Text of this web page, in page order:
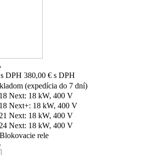
s DPH 380,00 € s DPH
(expedícia do 7 dní)
Next: 18 kW, 400 V
Next+: 18 kW, 400 V
Next: 18 kW, 400 V
Next: 18 kW, 400 V
rele